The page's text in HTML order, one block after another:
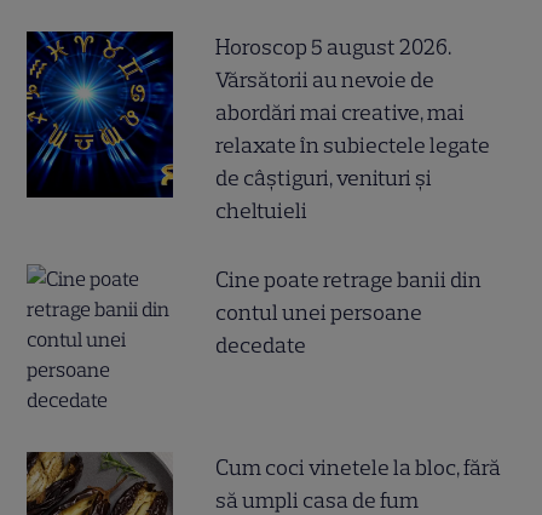
Horoscop 5 august 2026.
Vărsătorii au nevoie de
abordări mai creative, mai
relaxate în subiectele legate
de câștiguri, venituri și
cheltuieli
Cine poate retrage banii din
contul unei persoane
decedate
Cum coci vinetele la bloc, fără
să umpli casa de fum